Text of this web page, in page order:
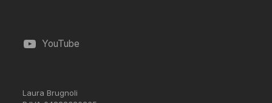
YouTube
Laura Brugnoli